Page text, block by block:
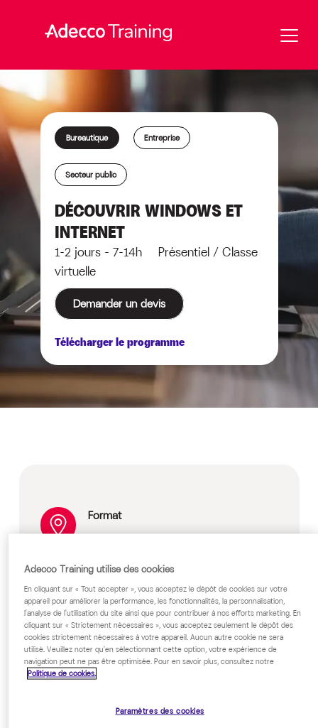
Bureautique Entreprise
Secteur public
DÉCOUVRIR WINDOWS ET
INTERNET
1-2 jours - 7-14h Présentiel / Classe
virtuelle
Demander un devis
Télécharger le programme
Format
groupe
Groupe de 2 à 8 personnes maximum
Prix
Prix inter / Intra / Sur-mesure : sur
devis, nous consulter.
Adecco Training utilise des cookies
En cliquant sur « Tout accepter », vous acceptez le dépôt de cookies sur votre
appareil pour améliorer la performance, les fonctionnalités, la personnalisation,
l'analyse de l'utilisation du site ainsi que pour contribuer à nos efforts marketing. En
cliquant sur « Strictement nécessaires », vous acceptez seulement le dépôt des
cookies strictement nécessaires à votre appareil. Aucun autre cookie ne sera
utilisé. Veuillez noter qu'en sélectionnant cette option, votre expérience de
navigation peut ne pas être optimisée. Pour en savoir plus, consultez notre
Politique de cookies.
Paramètres des cookies